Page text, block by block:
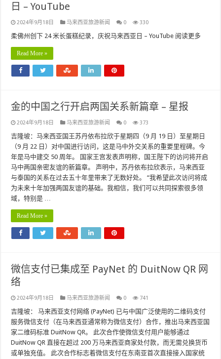
日 – YouTube
2024年9月18日 马来西亚旅游新闻 0 330
柔佛州创下 24 米长蛋糕纪录，庆祝马来西亚日 – YouTube 阅读更多
Read More »
金的中国之行开启两国关系新篇章 – 星报
2024年9月18日 马来西亚旅游新闻 0 373
吉隆坡：马来西亚国王苏丹依布拉欣于星期四（9 月 19 日）至星期日
（9 月 22 日）对中国进行访问，这是马中外交关系的重要里程碑。今
年是马中建交 50 周年。 国家王宫发表声明称，国王陛下的访问将开启
马中两国亲密友谊的新篇章。 声明中，苏丹依布拉欣表示，马来西亚
与泰国的关系在过去五十年里带来了无数好处。 “我希望此次访问将成
为未来十年加强两国友谊的基础。我相信，我们可以共同探索很多领
域，特别是 …
Read More »
微信支付已集成至 PayNet 的 DuitNow QR 网
络
2024年9月18日 马来西亚旅游新闻 0 741
吉隆坡： 马来西亚支付网络 (PayNet) 已与中国广泛使用的二维码支付
服务微信支付（在马来西亚通常称为微信支付）合作，推出马来西亚国
家二维码标准 DuitNow QR。 此次合作使微信支付用户能够通过
DuitNow QR 直接在超过 200 万马来西亚商家处付款，而无需兑换货币
或单独充值。 此次合作标志着微信支付在东南亚首次直接接入国家统